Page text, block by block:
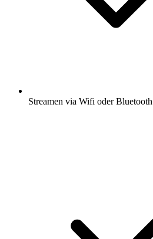
Streamen via Wifi oder Bluetooth